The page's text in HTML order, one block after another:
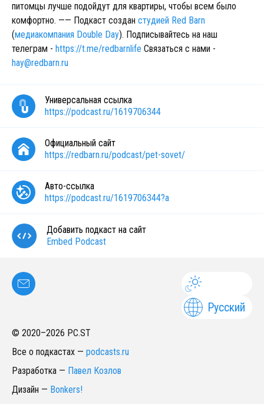
питомцы лучше подойдут для квартиры, чтобы всем было
комфортно. —— Подкаст создан студией Red Barn
(медиакомпания Double Day). Подписывайтесь на наш
телеграм - https://t.me/redbarnlife Связаться с нами -
hay@redbarn.ru
Универсальная ссылка
https://podcast.ru/1619706344
Официальный сайт
https://redbarn.ru/podcast/pet-sovet/
Авто-ссылка
https://podcast.ru/1619706344?a
Добавить подкаст на сайт
Embed Podcast
Русский
© 2020–2026 PC.ST
Все о подкастах — podcasts.ru
Разработка — Павел Козлов
Дизайн — Bonkers!